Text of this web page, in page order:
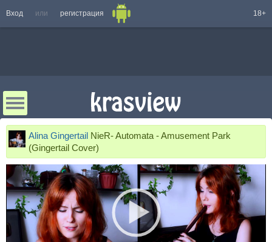
Вход или регистрация 18+
Alina Gingertail NieR- Automata - Amusement Park
(Gingertail Cover)